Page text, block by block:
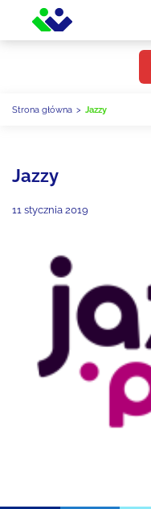
Strona główna > Jazzy
Jazzy
11 stycznia 2019